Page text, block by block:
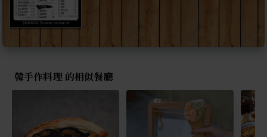
韓手作料理 的相似餐廳